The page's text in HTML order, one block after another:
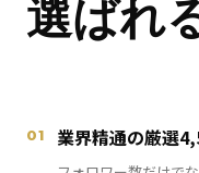
選ばれ
01 業界精通の厳選